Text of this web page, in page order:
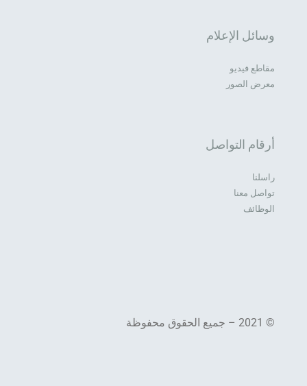
وسائل الإعلام
مقاطع فيديو
معرض الصور
أرقام التواصل
راسلنا
تواصل معنا
الوظائف
© 2021 – جميع الحقوق محفوظة